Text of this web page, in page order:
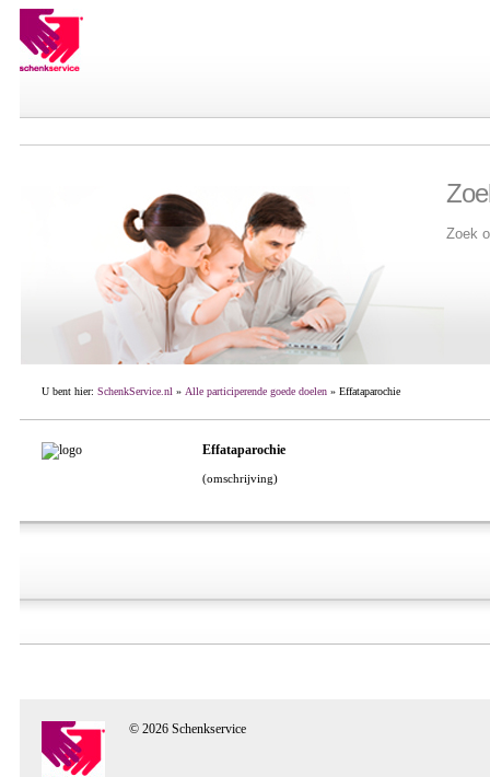
Zoek
U bent hier: SchenkService.nl » Alle participerende goede doelen» Effataparochie
Effataparochie
(omschrijving)
© 2026 Schenkservice